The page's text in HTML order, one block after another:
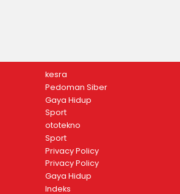
kesra
Pedoman Siber
Gaya Hidup
Sport
ototekno
Sport
Privacy Policy
Privacy Policy
Gaya Hidup
Indeks